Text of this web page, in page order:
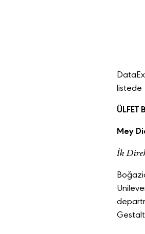
listede
ÜLFET
Mey
İk